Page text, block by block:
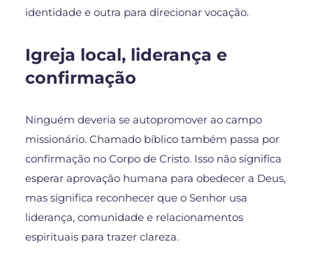
identidade e outra para direcionar vocação.
Igreja local, liderança e
confirmação
Ninguém deveria se autopromover ao campo
missionário. Chamado bíblico também passa por
confirmação no Corpo de Cristo. Isso não significa
esperar aprovação humana para obedecer a Deus,
mas significa reconhecer que o Senhor usa
liderança, comunidade e relacionamentos
espirituais para trazer clareza.